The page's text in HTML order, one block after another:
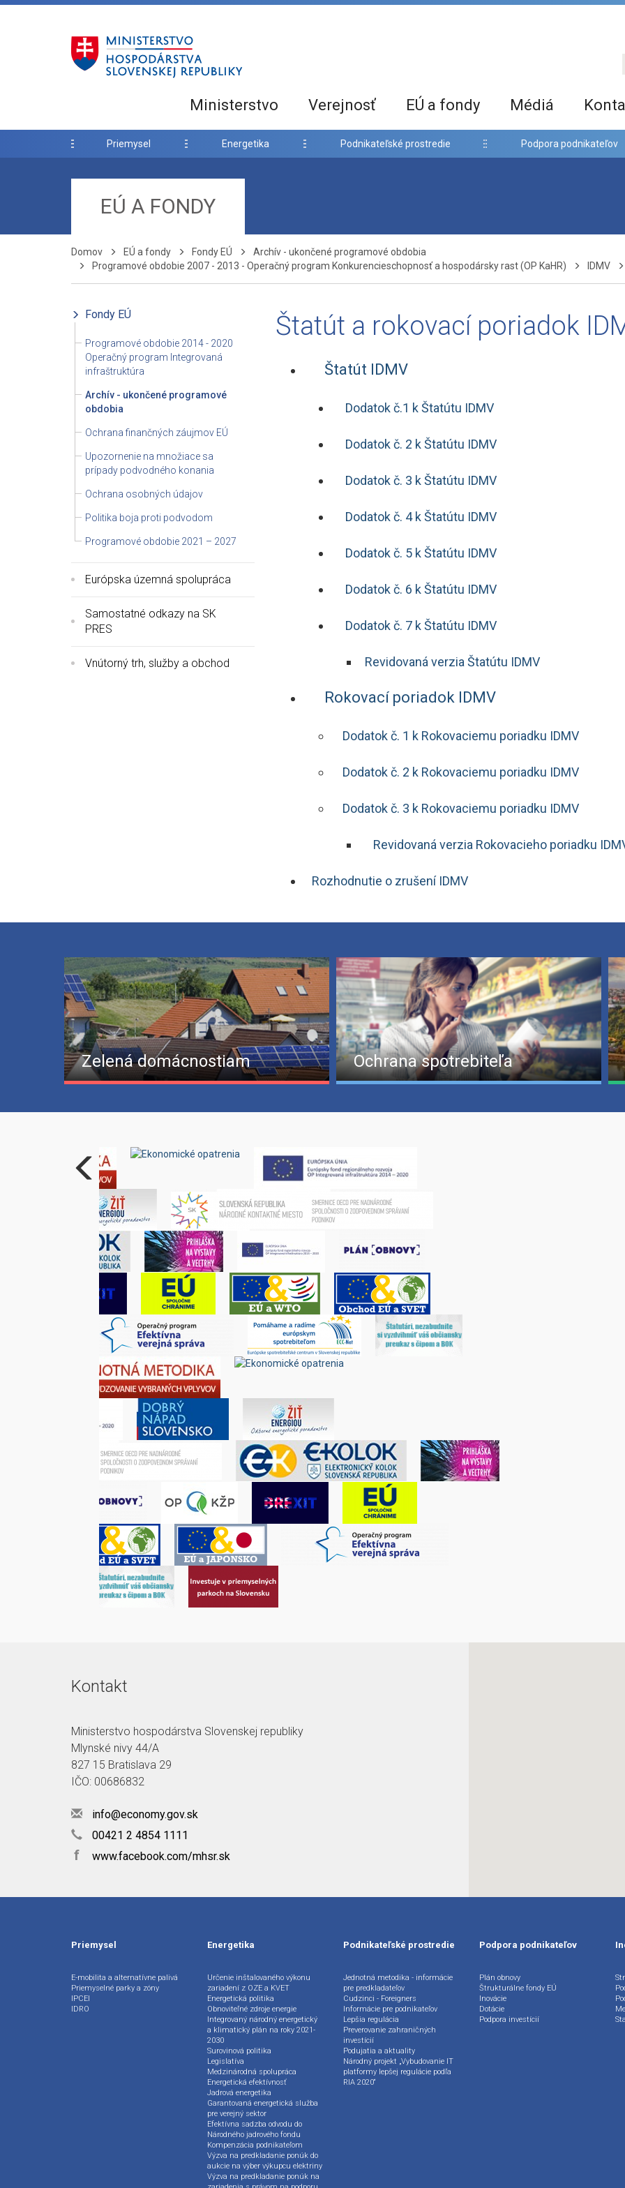
Ministerstvo Verejnosť EÚ a fondy Médiá
Priemysel Energetika Podnikateľské prostredie Podpora podnikateľov
EÚ A FONDY
Domov EÚ a fondy Fondy EÚ
Archív - ukončené programové obdobia
Programové obdobie 2007 - 2013 - Operačný program Konkurencieschopnosť a hospodársky rast (OP KaHR)
IDMV
Fondy EÚ
Programové obdobie 2014 - 2020
Operačný program Integrovaná
infraštruktúra
Archív - ukončené programové
obdobia
Ochrana finančných záujmov EÚ
Upozornenie na množiace sa
prípady podvodného konania
Ochrana osobných údajov
Politika boja proti podvodom
Programové obdobie 2021 – 2027
Európska územná spolupráca
Samostatné odkazy na SK
PRES
Vnútorný trh, služby a obchod
Štatút a rokovací poriadok
Štatút IDMV
Dodatok č.1 k Štatútu IDMV
Dodatok č. 2 k Štatútu IDMV
Dodatok č. 3 k Štatútu IDMV
Dodatok č. 4 k Štatútu IDMV
Dodatok č. 5 k Štatútu IDMV
Dodatok č. 6 k Štatútu IDMV
Dodatok č. 7 k Štatútu IDMV
Revidovaná verzia Štatútu IDMV
Rokovací poriadok IDMV
Dodatok č. 1 k Rokovaciemu poriadku IDMV
Dodatok č. 2 k Rokovaciemu poriadku IDMV
Dodatok č. 3 k Rokovaciemu poriadku IDMV
Revidovaná verzia Rokovacieho poriadku
Rozhodnutie o zrušení IDMV
Zelená domácnostiam Ochrana spotrebiteľa
Kontakt
Ministerstvo hospodárstva Slovenskej republiky
Mlynské nivy 44/A
827 15 Bratislava 29
IČO: 00686832
info@economy.gov.sk
00421 2 4854 1111
f www.facebook.com/mhsr.sk
Priemysel
E-mobilita a alternatívne palivá
Priemyselné parky a zóny
IPCEI
IDRO
Energetika
Určenie inštalovaného výkonu
zariadení z OZE a KVET
Energetická politika
Obnoviteľné zdroje energie
Integrovaný národný energetický
a klimatický plán na roky 2021-
2030
Surovinová politika
Legislatíva
Medzinárodná spolupráca
Energetická efektívnosť
Jadrová energetika
Garantovaná energetická služba
pre verejný sektor
Efektívna sadzba odvodu do
Národného jadrového fondu
Kompenzácia podnikateľom
Výzva na predkladanie ponúk do
aukcie na výber výkupcu elektriny
Výzva na predkladanie ponúk na
Podnikateľské prostredie
Jednotná metodika - informácie
pre predkladateľov
Cudzinci - Foreigners
Informácie pre podnikateľov
Lepšia regulácia
Preverovanie zahraničných
investícií
Podujatia a aktuality
Národný projekt „Vybudovanie IT
platformy lepšej regulácie podľa
RIA 2020“
Podpora podnikateľov
Plán obnovy
Štrukturálne fondy EÚ
Inovácie
Dotácie
Podpora investícií